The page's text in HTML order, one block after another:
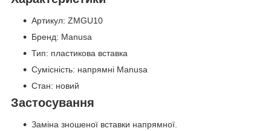
Артикул: ZMGU10
Бренд: Manusa
Тип: пластикова вставка
Сумісність: напрямні Manusa
Стан: новий
Застосування
Заміна зношеної вставки напрямної.